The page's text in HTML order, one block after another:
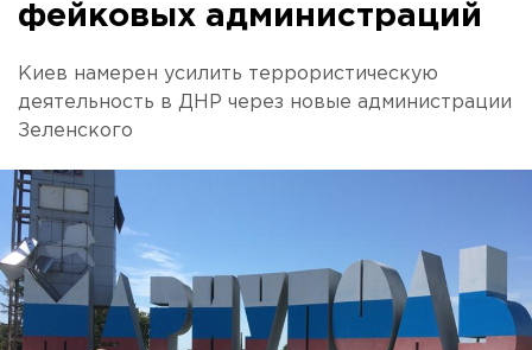
фейковых администраций
Киев намерен усилить террористическую
деятельность в ДНР через новые администрации
Зеленского